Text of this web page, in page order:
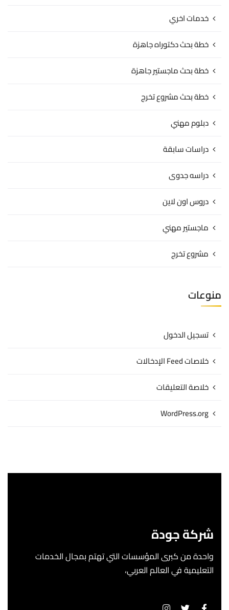
خدمات اخري
خطة بحث دكتوراه جاهزة
خطة بحث ماجستير جاهزة
خطة بحث مشروع تخرج
دبلوم مهني
دراسات سابقة
دراسه جدوى
دروس اون لاين
ماجستير مهني
مشروع تخرج
منوعات
تسجيل الدخول
خلاصات Feed الإدخالات
خلاصة التعليقات
WordPress.org
شركة جودة
واحدة من كبرى المؤسسات التي تهتم بمجال الخدمات
التعليمية في العالم العربي،